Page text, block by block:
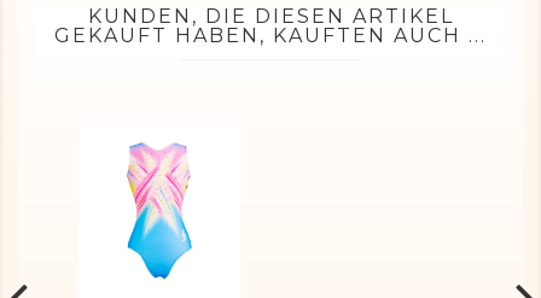
KUNDEN, DIE DIESEN ARTIKEL
GEKAUFT HABEN, KAUFTEN AUCH ...